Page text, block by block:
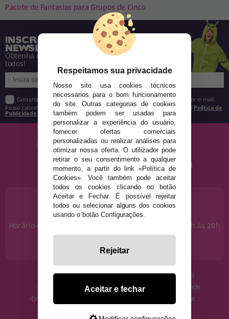
Pacote de Fantasias para Grupos de Cinco
INSCREVA-SE NA NOSSA
NEWSLETTER
Obtenha descontos e saiba de tudo antes de
todos!
Gostaria de receber descontos exclusivos, novidades e tendências por e-mail.
Posso cancelar a inscrição a qualquer momento, conforme estipulado na Política de
Publicidade
PRECISA DE AJUDA?
915 793 695
Horário de segunda a sexta das 10h às 14h e das 17h às 20h
info@disfracestuyyo.pt
· Quem somos
· Como comprar
· Envios e Devoluções
· Condições de uso
· Política de Privacidade
· Política de Cookies
Respeitamos sua privacidade
Nosso site usa cookies técnicos
necessários para o bom funcionamento
do site. Outras categorias de cookies
também podem ser usadas para
personalizar a experiência do usuário,
fornecer ofertas comerciais
personalizadas ou realizar análises para
otimizar nossa oferta. O utilizador pode
retirar o seu consentimento a qualquer
momento, a partir do link «Política de
Cookies». Você também pode aceitar
todos os cookies clicando no botão
Aceitar e Fechar. É possível rejeitar
todos ou selecionar alguns dos cookies
usando o botão Configurações.
Rejeitar
Aceitar e fechar